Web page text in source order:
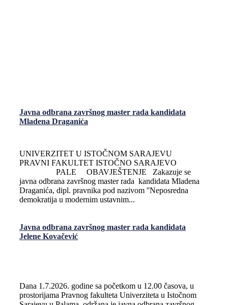
Javna odbrana završnog master rada kandidata
Mladena Draganića
UNIVERZITET U ISTOČNOM SARAJEVU
PRAVNI FAKULTET ISTOČNO SARAJEVO
PALE OBAVJEŠTENJE Zakazuje se
javna odbrana završnog master rada kandidata Mladena
Draganića, dipl. pravnika pod nazivom ''Neposredna
demokratija u modernim ustavnim...
Javna odbrana završnog master rada kandidata
Jelene Kovačević
Dana 1.7.2026. godine sa početkom u 12.00 časova, u
prostorijama Pravnog fakulteta Univerziteta u Istočnom